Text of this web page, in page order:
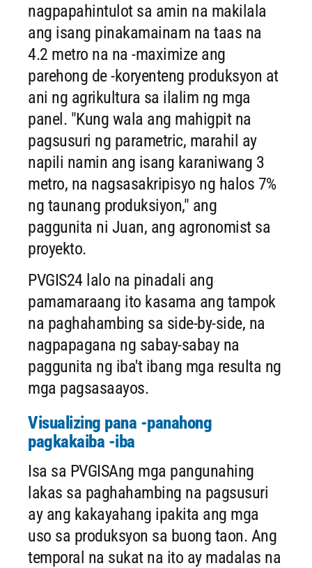
nagpapahintulot sa amin na makilala
ang isang pinakamainam na taas na
4.2 metro na na -maximize ang
parehong de -koryenteng produksyon at
ani ng agrikultura sa ilalim ng mga
panel. "Kung wala ang mahigpit na
pagsusuri ng parametric, marahil ay
napili namin ang isang karaniwang 3
metro, na nagsasakripisyo ng halos 7%
ng taunang produksiyon," ang
paggunita ni Juan, ang agronomist sa
proyekto.
PVGIS24 lalo na pinadali ang
pamamaraang ito kasama ang tampok
na paghahambing sa side-by-side, na
nagpapagana ng sabay-sabay na
paggunita ng iba't ibang mga resulta ng
mga pagsasaayos.
Visualizing pana -panahong
pagkakaiba -iba
Isa sa PVGISAng mga pangunahing
lakas sa paghahambing na pagsusuri
ay ang kakayahang ipakita ang mga
uso sa produksyon sa buong taon. Ang
temporal na sukat na ito ay madalas na